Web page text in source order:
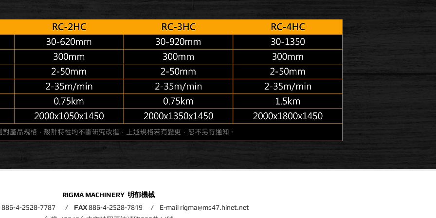
RIGMA MACHINERY 明郁機械
886-4-2528-7787 / FAX886-4-2528-7819 / E-mail rigma@ms47.hinet.net